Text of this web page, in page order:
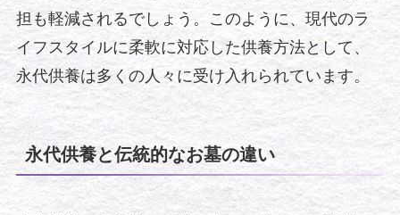
担も軽減されるでしょう。このように、現代のラ
イフスタイルに柔軟に対応した供養方法として、
永代供養は多くの人々に受け入れられています。
永代供養と伝統的なお墓の違い